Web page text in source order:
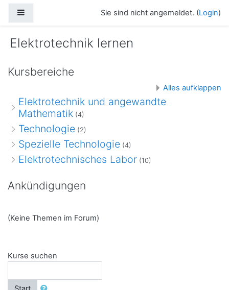
Sie sind nicht angemeldet. (Login)
Elektrotechnik lernen
Kursbereiche
Alles aufklappen
Elektrotechnik und angewandte
Mathematik (4)
Technologie (2)
Spezielle Technologie (4)
Elektrotechnisches Labor (10)
Ankündigungen
(Keine Themen im Forum)
Kurse suchen